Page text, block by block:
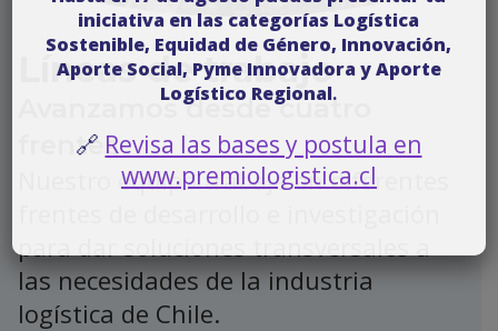
Líneas de trabajo
Avanzamos desde cuatro
frentes
Nuestro equipo trabaja en diferentes
para dar soluciones transversales a
las necesidades de la industria
logística de Chile.
iniciativa en las categorías Logística
Sostenible, Equidad de Género, Innovación,
Aporte Social, Pyme Innovadora y Aporte
Logístico Regional.
🔗 Revisa las bases y postula en
www.premiologistica.cl